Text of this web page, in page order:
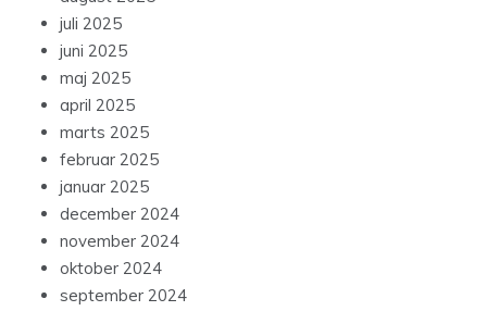
juli 2025
juni 2025
maj 2025
april 2025
marts 2025
februar 2025
januar 2025
december 2024
november 2024
oktober 2024
september 2024